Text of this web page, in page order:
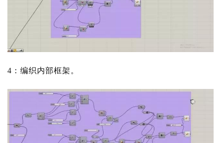
4：编织内部框架。